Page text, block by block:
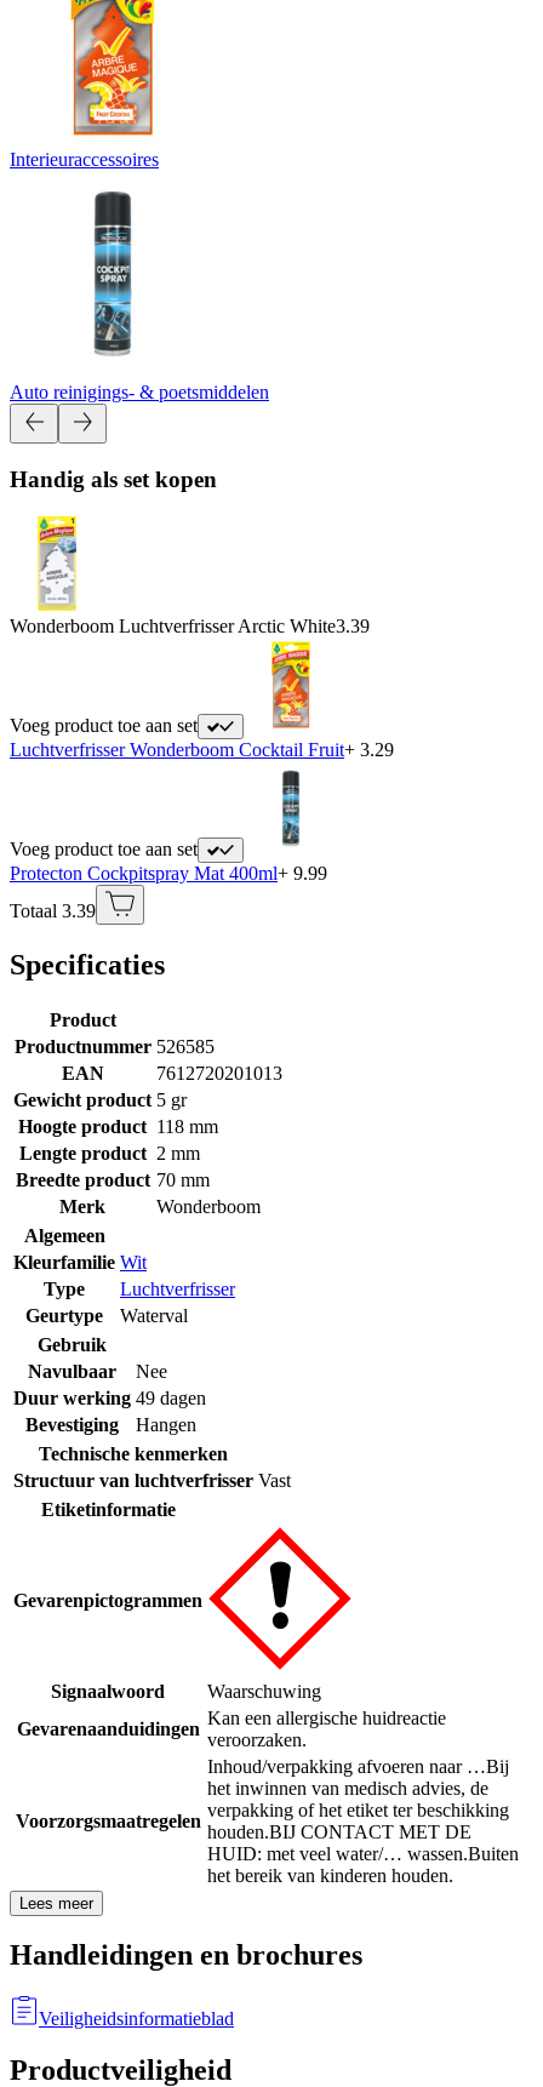
Interieuraccessoires
Auto reinigings- & poetsmiddelen
Handig als set kopen
Wonderboom Luchtverfrisser Arctic White3.39
Voeg product toe aan set
Luchtverfrisser Wonderboom Cocktail Fruit+ 3.29
Voeg product toe aan set
Protecton Cockpitspray Mat 400ml+ 9.99
Totaal 3.39
Specificaties
Product
Productnummer 526585
EAN
7612720201013
Gewicht product 5 gr
Hoogte product 118 mm
Lengte product 2 mm
Breedte product 70 mm
Merk
Wonderboom
Algemeen
Kleurfamilie Wit
Type
Luchtverfrisser
Geurtype
Waterval
Gebruik
Navulbaar
Nee
Duur werking 49 dagen
Bevestiging
Hangen
Technische kenmerken
Structuur van luchtverfrisser Vast
Etiketinformatie
Gevarenpictogrammen
Signaalwoord
Waarschuwing
Gevarenaanduidingen
Kan een allergische huidreactie
veroorzaken.
Voorzorgsmaatregelen
Inhoud/verpakking afvoeren naar …Bij
het inwinnen van medisch advies, de
verpakking of het etiket ter beschikking
houden.BIJ CONTACT MET DE
HUID: met veel water/… wassen.Buiten
het bereik van kinderen houden.
Lees meer
Handleidingen en brochures
Veiligheidsinformatieblad
Productveiligheid